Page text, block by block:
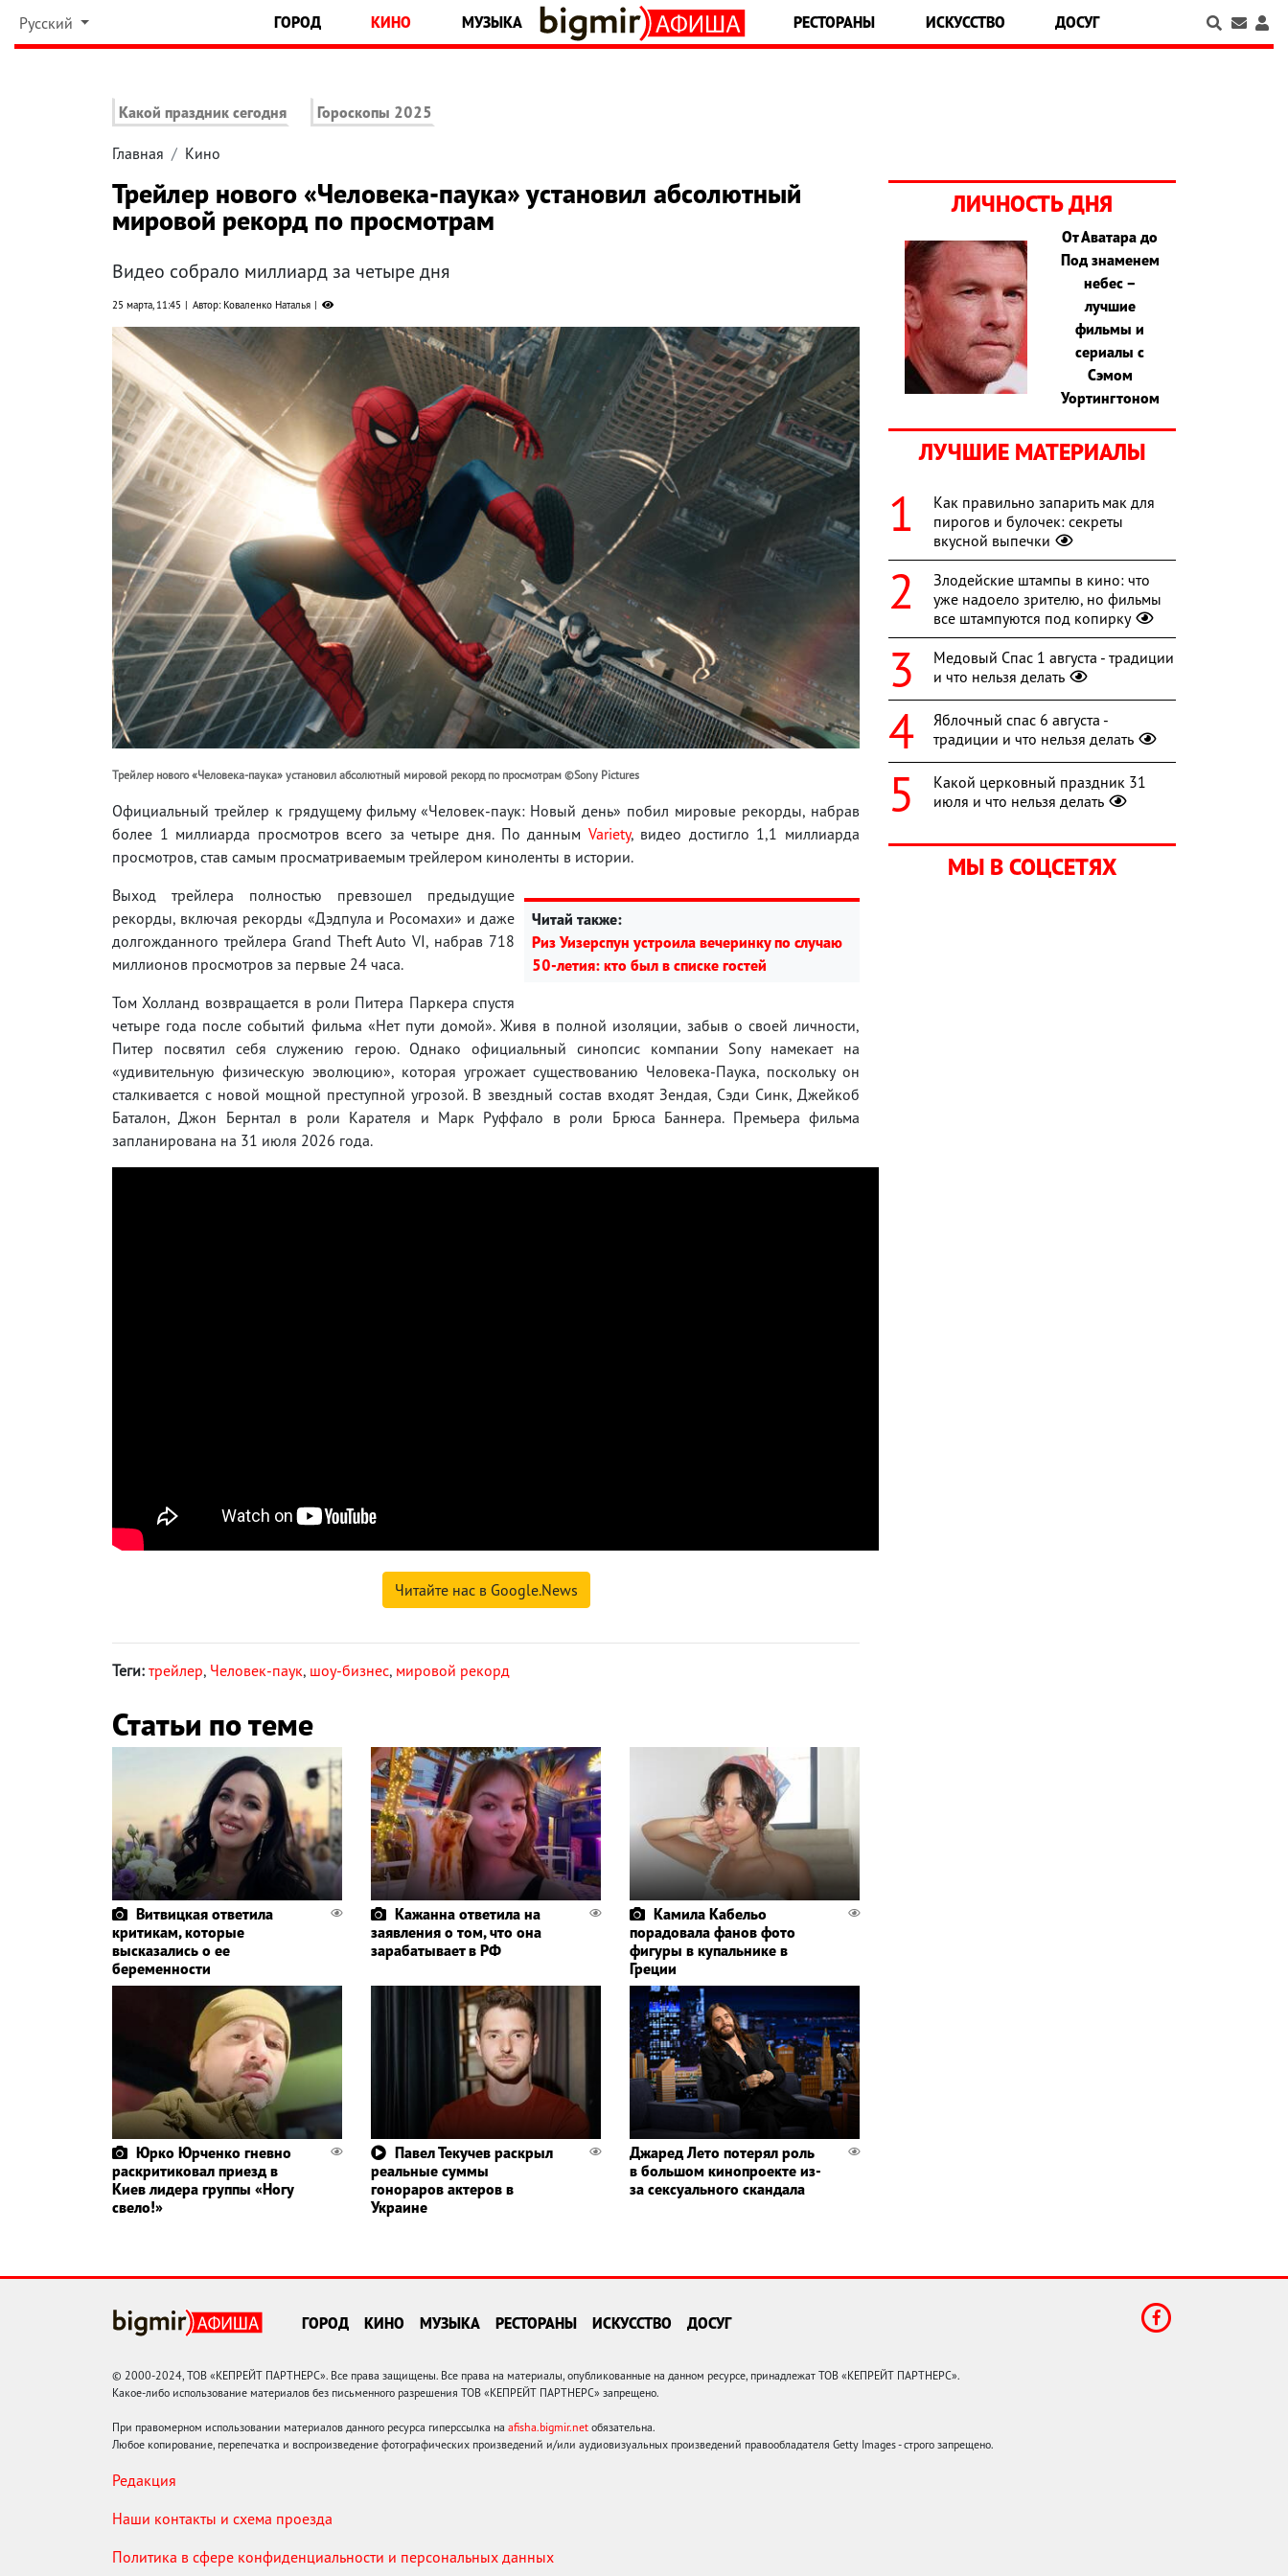
Русский ГОРОД КИНО МУЗЫКА РЕСТОРАНЫ ИСКУССТВО ДОСУГ
Какой праздник сегодня Гороскопы 2025
Главная Кино
Трейлер нового «Человека-паука» установил абсолютный
мировой рекорд по просмотрам
Видео собрало миллиард за четыре дня
25 марта, 11:45 Автор: Коваленко Наталья
Трейлер нового «Человека-паука» установил абсолютный мировой рекорд по просмотрам ©Sony Pictures
Официальный трейлер к грядущему фильму «Человек-паук: Новый день» побил мировые рекорды, набрав
более 1 миллиарда просмотров всего за четыре дня. По данным Variety, видео достигло 1,1 миллиарда
просмотров, став самым просматриваемым трейлером киноленты в истории.
Читай также:
Риз Уизерспун устроила вечеринку по случаю
50-летия: кто был в списке гостей
Выход трейлера полностью превзошел предыдущие
рекорды, включая рекорды «Дэдпула и Росомахи» и даже
долгожданного трейлера Grand Theft Auto VI, набрав 718
миллионов просмотров за первые 24 часа.
Том Холланд возвращается в роли Питера Паркера спустя
четыре года после событий фильма «Нет пути домой». Живя в полной изоляции, забыв о своей личности,
Питер посвятил себя служению герою. Однако официальный синопсис компании Sony намекает на
«удивительную физическую эволюцию», которая угрожает существованию Человека-Паука, поскольку он
сталкивается с новой мощной преступной угрозой. В звездный состав входят Зендая, Сэди Синк, Джейкоб
Баталон, Джон Бернтал в роли Карателя и Марк Руффало в роли Брюса Баннера. Премьера фильма
запланирована на 31 июля 2026 года.
Читайте нас в Google.News
Теги: трейлер, Человек-паук, шоу-бизнес, мировой рекорд
Статьи по теме
Витвицкая ответила
критикам, которые
высказались о ее
беременности
Кажанна ответила на
заявления о том, что она
зарабатывает в РФ
Камила Кабельо
порадовала фанов фото
фигуры в купальнике в
Греции
Юрко Юрченко гневно
раскритиковал приезд в
Киев лидера группы «Ногу
свело!»
Павел Текучев раскрыл
реальные суммы
гонораров актеров в
Украине
Джаред Лето потерял роль
в большом кинопроекте из-
за сексуального скандала
ЛИЧНОСТЬ ДНЯ
От Аватара до
Под знаменем
небес –
лучшие
фильмы и
сериалы с
Сэмом
Уортингтоном
ЛУЧШИЕ МАТЕРИАЛЫ
Как правильно запарить мак для
пирогов и булочек: секреты
вкусной выпечки
Злодейские штампы в кино: что
уже надоело зрителю, но фильмы
все штампуются под копирку
Медовый Спас 1 августа - традиции
и что нельзя делать
Яблочный спас 6 августа -
традиции и что нельзя делать
Какой церковный праздник 31
июля и что нельзя делать
МЫ В СОЦСЕТЯХ
ГОРОД КИНО МУЗЫКА РЕСТОРАНЫ ИСКУССТВО ДОСУГ
© 2000-2024, ТОВ «КЕПРЕЙТ ПАРТНЕРС». Все права защищены. Все права на материалы, опубликованные на данном ресурсе, принадлежат ТОВ «КЕПРЕЙТ ПАРТНЕРС».
Какое-либо использование материалов без письменного разрешения ТОВ «КЕПРЕЙТ ПАРТНЕРС» запрещено.
При правомерном использовании материалов данного ресурса гиперссылка на afisha.bigmir.net обязательна.
Любое копирование, перепечатка и воспроизведение фотографических произведений и/или аудиовизуальных произведений правообладателя Getty Images - строго запрещено.
Редакция
Наши контакты и схема проезда
Политика в сфере конфиденциальности и персональных данных